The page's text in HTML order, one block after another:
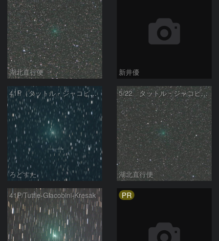
湖北直行便 新井優
41P（タットル・ジャコビニ・クレサック彗星）
ろどすた
5/22 タットル・ジャコビニ・クレサーク彗星（41P）
湖北直行便
41P/Tuttle-Giacobini-Kresak PR